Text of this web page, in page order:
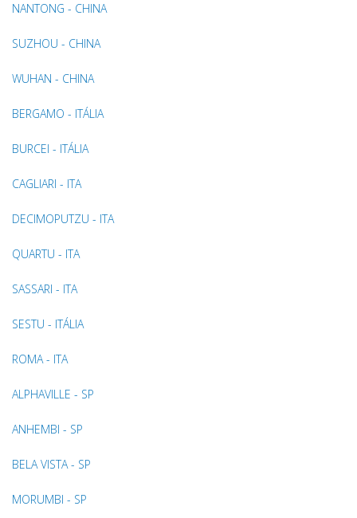
NANTONG - CHINA
SUZHOU - CHINA
WUHAN - CHINA
BERGAMO - ITÁLIA
BURCEI - ITÁLIA
CAGLIARI - ITA
DECIMOPUTZU - ITA
QUARTU - ITA
SASSARI - ITA
SESTU - ITÁLIA
ROMA - ITA
ALPHAVILLE - SP
ANHEMBI - SP
BELA VISTA - SP
MORUMBI - SP